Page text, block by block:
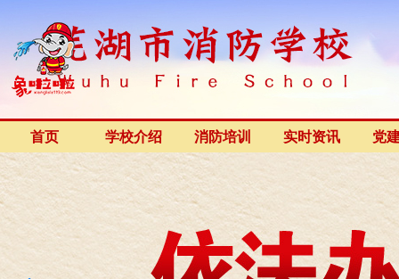
首页 学校介绍 消防培训 实时资讯 党